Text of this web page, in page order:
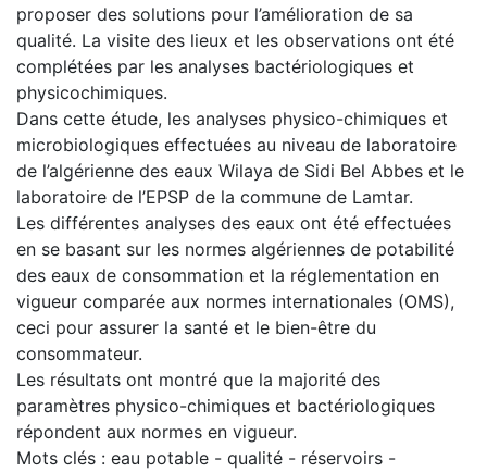
proposer des solutions pour l’amélioration de sa
qualité. La visite des lieux et les observations ont été
complétées par les analyses bactériologiques et
physicochimiques.
Dans cette étude, les analyses physico-chimiques et
microbiologiques effectuées au niveau de laboratoire
de l’algérienne des eaux Wilaya de Sidi Bel Abbes et le
laboratoire de l’EPSP de la commune de Lamtar.
Les différentes analyses des eaux ont été effectuées
en se basant sur les normes algériennes de potabilité
des eaux de consommation et la réglementation en
vigueur comparée aux normes internationales (OMS),
ceci pour assurer la santé et le bien-être du
consommateur.
Les résultats ont montré que la majorité des
paramètres physico-chimiques et bactériologiques
répondent aux normes en vigueur.
Mots clés : eau potable - qualité - réservoirs -